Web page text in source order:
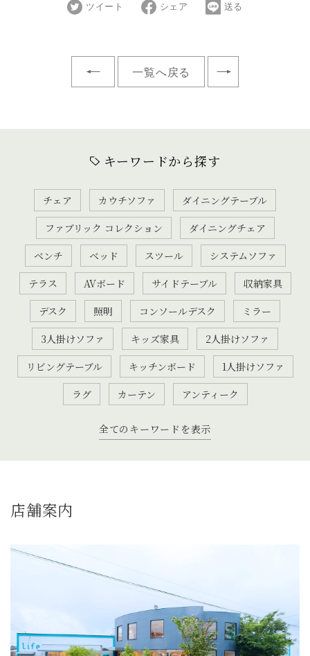
ツイート シェア 送る
一覧へ戻る
キーワードから探す
チェア カウチソファ
ダイニングテーブル
ファブリック コレクション
ダイニングチェア
ベンチ
ベッド スツール
システムソファ
テラス
AVボード サイドテーブル
収納家具
デスク
照明 コンソールデスク
ミラー
3人掛けソファ
キッズ家具
2人掛けソファ
リビングテーブル
キッチンボード
1人掛けソファ
ラグ
カーテン アンティーク
全てのキーワードを表示
店舗案内